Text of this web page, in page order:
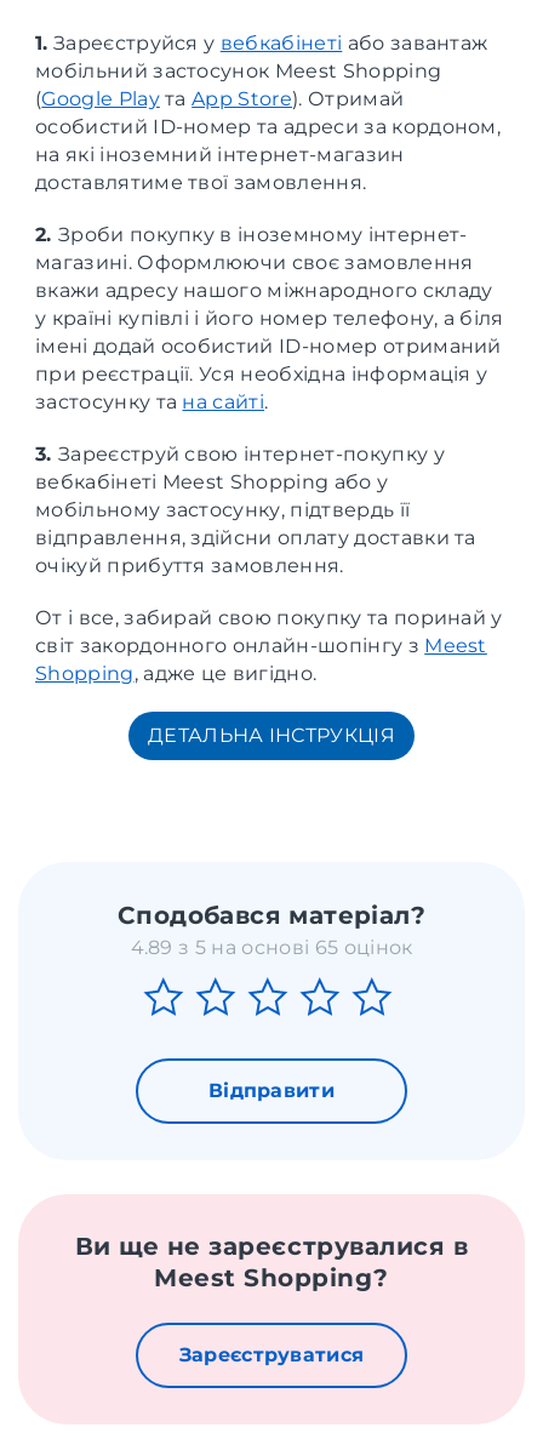
1. Зареєструйся у вебкабінеті або завантаж
мобільний застосунок Meest Shopping
(Google PlayтаApp Store). Отримай
особистий ID-номер та адреси за кордоном,
на які іноземний інтернет-магазин
доставлятиме твої замовлення.
2. Зроби покупку в іноземному інтернет-
магазині. Оформлюючи своє замовлення
вкажи адресу нашого міжнародного складу
у країні купівлі і його номер телефону, а біля
імені додай особистий ID-номер отриманий
при реєстрації. Уся необхідна інформація у
застосунку та на сайті.
3. Зареєструй свою інтернет-покупку у
вебкабінеті Meest Shopping або у
мобільному застосунку, підтвердь її
відправлення, здійсни оплату доставки та
очікуй прибуття замовлення.
От і все, забирай свою покупку та поринай у
світ закордонного онлайн-шопінгу з Meest
Shopping, адже це вигідно.
ДЕТАЛЬНА ІНСТРУКЦІЯ
Сподобався матеріал?
4.89 з 5 на основі 65 оцінок
Відправити
Ви ще не зареєструвалися в
Meest Shopping?
Зареєструватися